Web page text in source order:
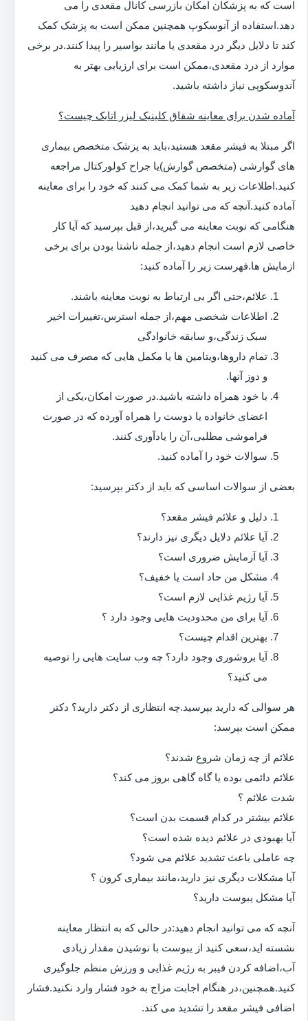
است که به پزشکان امکان بازرسی کانال مقعدی را می
دهد.استفاده از آنوسکوپ همچنین ممکن است به پزشک کمک
کند تا دلایل دیگر درد مقعدی یا مانند بواسیر را پیدا کنند.در برخی
موارد از درد مقعدی،ممکن است برای ارزیابی بهتر به
آندوسکوپی نیاز داشته باشید.
آماده شدن برای معاینه شقاق کلینیک لیزر اتابک چیست؟
اگر مبتلا به فیشر مقعد هستید،باید به پزشک متخصص بیماری
های گوارشی (متخصص گوارش)یا جراح کولورکتال مراجعه
کنید.اطلاعات زیر به شما کمک می کنند که خود را برای معاینه
آماده کنید.آنچه که می توانید انجام دهید
هنگامی که نوبت معاینه می گیرید،از قبل بپرسید که آیا کار
خاصی لازم است انجام دهید،از جمله ناشتا بودن برای برخی
ازمایش ها.فهرست زیر را آماده کنید:
علائم،حتی اگر بی ارتباط به نوبت معاینه باشند.
اطلاعات شخصی مهم،از جمله استرس،تغییرات اخیر
سبک زندگی،و سابقه خانوادگی
تمام داروها،ویتامین ها یا مکمل هایی که مصرف می کنید
و دوز آنها.
با خود همراه داشته باشید.در صورت امکان،یکی از
اعضای خانواده یا دوست را همراه آورده که در صورت
فراموشی مطلبی،آن را یادآوری کنند.
سوالات خود را آماده کنید.
بعضی از سوالات اساسی که باید از دکتر بپرسید:
دلیل و علائم فیشر مقعد؟
آیا علائم دلایل دیگری نیز دارند؟
آیا آزمایش ضروری است؟
مشکل من حاد است یا خفیف؟
آیا رژیم غذایی لازم است؟
آیا برای من محدودیت هایی وجود دارد ؟
بهترین اقدام چیست؟
آیا بروشوری وجود دارد؟ چه وب سایت هایی را توصیه
می کنید؟
هر سوالی که دارید بپرسید.چه انتظاری از دکتر دارید؟ دکتر
ممکن است بپرسد:
علائم از چه زمان شروع شدند؟
علائم دائمی بوده یا گاه گاهی بروز می کند؟
شدت علائم ؟
علائم بیشتر در کدام قسمت بدن است؟
آیا بهبودی در علائم دیده شده است؟
چه عاملی باعث تشدید علائم می شود؟
آیا مشکلات دیگری نیز دارید،مانند بیماری کرون ؟
آیا مشکل یبوست دارید؟
آنچه که می توانید انجام دهید:در حالی که به انتظار معاینه
نشسته اید،سعی کنید از یبوست با نوشیدن مقدار زیادی
آب،اضافه کردن فیبر به رژیم غذایی و ورزش منظم جلوگیری
کنید.همچنین،در هنگام اجابت مزاج به خود فشار وارد نکنید.فشار
اضافی فیشر مقعد را تشدید می کند.